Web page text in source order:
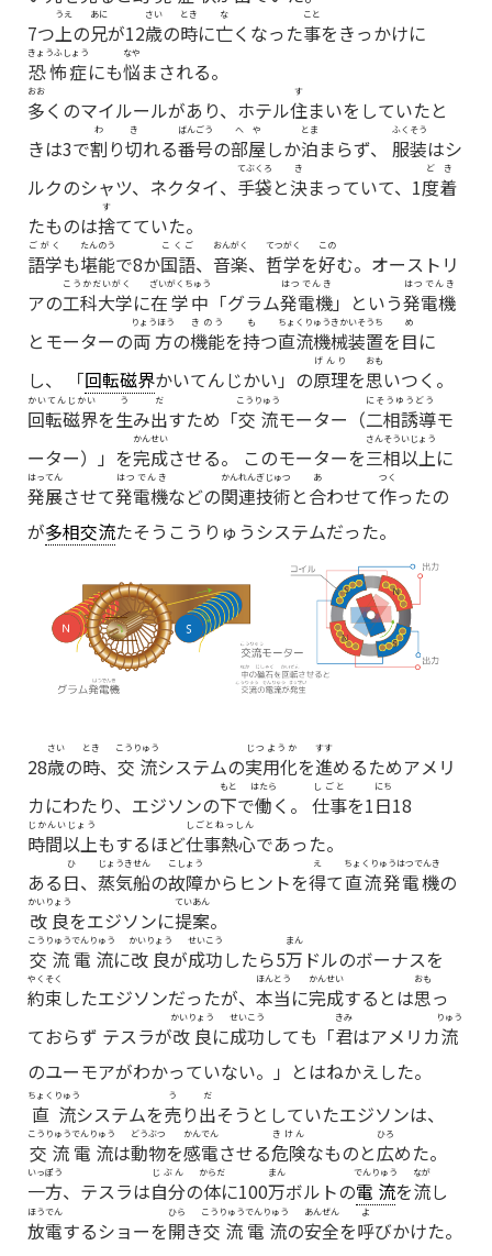
7つ上
うえ
の兄
あに
が12歳
さい
の時
とき
に亡
な
くなった事
こと
をきっかけに
恐怖症
きょうふしょう
にも悩
なや
まされる。
多
おお
くのマイルールがあり、ホテル住
す
まいをしていたと
きは3で割
わ
り切
き
れる番号
ばんごう
の部屋
へや
しか泊
とま
まらず、 服装
ふくそう
はシ
ルクのシャツ、ネクタイ、 手袋
てぶくろ
と決
き
まっていて、1度着
どき
たものは捨
す
てていた。
語学
ごがく
も堪能
たんのう
で8か国語
こくご
、 音楽
おんがく
、 哲学
てつがく
を好
この
む。オーストリ
アの工科大学
こうかだいがく
に在学中
ざいがくちゅう
「グラム発電機
はつでんき
」という発電機
はつでんき
とモーターの両方
りょうほう
の機能
きのう
を持
も
つ直流機械装置
ちょくりゅうきかいそうち
を目
め
に
し、 「回転磁界かいてんじかい 」の原理
げんり
を思
おも
いつく。
回転磁界
かいてんじかい
を生
う
み出
だ
すため「交流
こうりゅう
モーター（二相誘導
にそうゆうどう
モ
ーター）」を完成
かんせい
させる。 このモーターを三相以上
さんそういじょう
に
発展
はってん
させて発電機
はつでんき
などの関連技術
かんれんぎじゅつ
と合
あ
わせて作
つく
ったの
が多相交流たそうこうりゅう システムだった。
28歳
さい
の時
とき
、 交流
こうりゅう
システムの実用化
じつようか
を進
すす
めるためアメリ
カにわたり、 エジソンの下
もと
で働
はたら
く。 仕事
しごと
を1日
にち
18
時間以上
じかんいじょう
もするほど仕事熱心
しごとねっしん
であった。
ある日
ひ
、 蒸気船
じょうきせん
の故障
こしょう
からヒントを得
え
て直流発電機
ちょくりゅうはつでんき
の
改良
かいりょう
をエジソンに提案
ていあん
。
交流電流
こうりゅうでんりゅう
に改良
かいりょう
が成功
せいこう
したら5万
まん
ドルのボーナスを
約束
やくそく
したエジソンだったが、 本当
ほんとう
に完成
かんせい
するとは思
おも
っ
ておらず テスラが改良
かいりょう
に成功
せいこう
しても「君
きみ
はアメリカ流
りゅう
のユーモアがわかっていない。」とはねかえした。
直流
ちょくりゅう
システムを売
う
り出
だ
そうとしていたエジソンは、
交流電流
こうりゅうでんりゅう
は動物
どうぶつ
を感電
かんでん
させる危険
きけん
なものと広
ひろ
めた。
一方
いっぽう
、テスラは自分
じぶん
の体
からだ
に100万
まん
ボルトの電流
でんりゅう
を流
なが
し
放電
ほうでん
するショーを開
ひら
き交流電流
こうりゅうでんりゅう
の安全
あんぜん
を呼
よ
びかけた。